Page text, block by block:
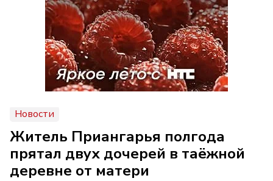
Новости
Житель Приангарья полгода
прятал двух дочерей в таёжной
деревне от матери